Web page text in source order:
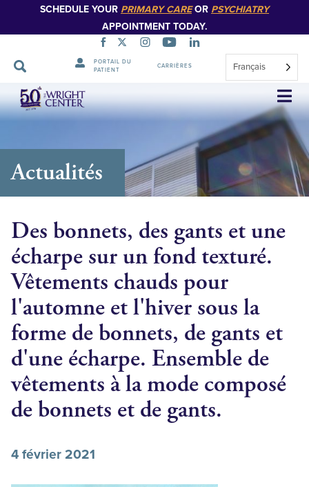
SCHEDULE YOUR PRIMARY CAREOR PSYCHIATRY
APPOINTMENT TODAY.
PORTAIL DU
PATIENT
CARRIÈRES Français
Sauter
la
navigation
Actualités
Des bonnets, des gants et une
écharpe sur un fond texturé.
Vêtements chauds pour
l'automne et l'hiver sous la
forme de bonnets, de gants et
d'une écharpe. Ensemble de
vêtements à la mode composé
de bonnets et de gants.
4 février 2021